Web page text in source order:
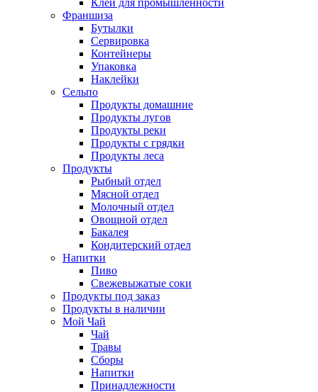
Клей для промышленности
Франшиза
Бутылки
Сервировка
Контейнеры
Упаковка
Наклейки
Сельпо
Продукты домашние
Продукты лугов
Продукты реки
Продукты с грядки
Продукты леса
Продукты
Рыбный отдел
Мясной отдел
Молочный отдел
Овощной отдел
Бакалея
Кондитерский отдел
Напитки
Пиво
Cвежевыжатые соки
Продукты под заказ
Продукты в наличии
Мой Чай
Чай
Травы
Сборы
Напитки
Принадлежности